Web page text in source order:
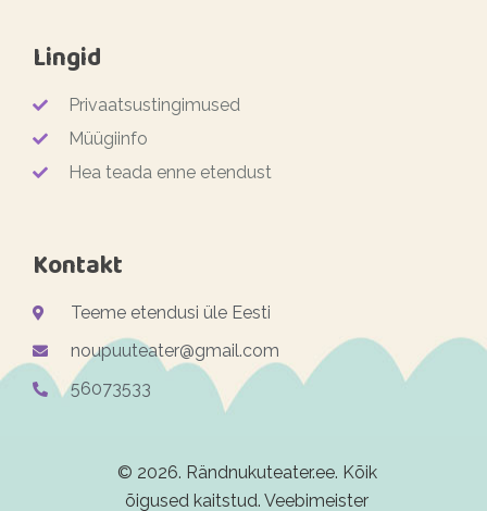
Lingid
Privaatsustingimused
Müügiinfo
Hea teada enne etendust
Kontakt
Teeme etendusi üle Eesti
noupuuteater@gmail.com
56073533
© 2026. Rändnukuteater.ee. Kõik
õigused kaitstud. Veebimeister